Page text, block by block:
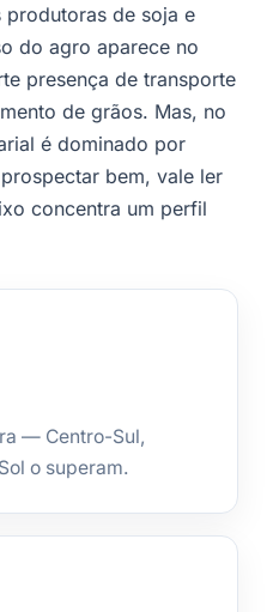
produtoras de soja e
do agro aparece no
presença de transporte
de grãos. Mas, no
é dominado por
bem, vale ler
concentra um perfil
— Centro-Sul,
o superam.